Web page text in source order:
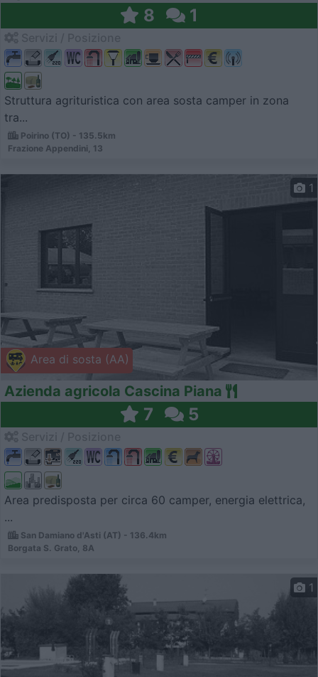
8 1
Struttura agrituristica con area sosta camper in zona
tra...
Poirino (TO) - 135.5km
Frazione Appendini, 13
Area di sosta (AA)
1
Azienda agricola Cascina Piana
7 5
Area predisposta per circa 60 camper, energia elettrica,
...
San Damiano d'Asti (AT) - 136.4km
Borgata S. Grato, 8A
1